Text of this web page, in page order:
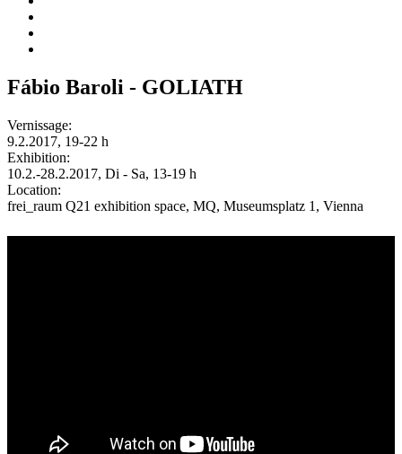
Fábio Baroli - GOLIATH
Vernissage:
9.2.2017, 19-22 h
Exhibition:
10.2.-28.2.2017, Di - Sa, 13-19 h
Location:
frei_raum Q21 exhibition space, MQ, Museumsplatz 1, Vienna